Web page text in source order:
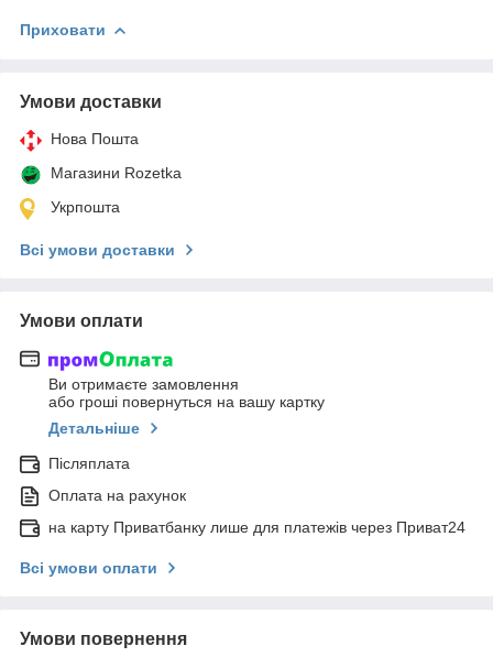
Приховати
Умови доставки
Нова Пошта
Магазини Rozetka
Укрпошта
Всі умови доставки
Умови оплати
Ви отримаєте замовлення
або гроші повернуться на вашу картку
Детальніше
Післяплата
Оплата на рахунок
на карту Приватбанку лише для платежів через Приват24
Всі умови оплати
Умови повернення